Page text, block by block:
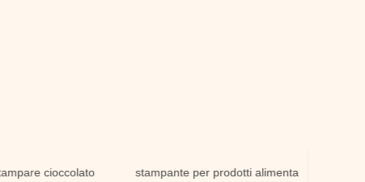
cioccolato stampante per prodotti alimentari da forno